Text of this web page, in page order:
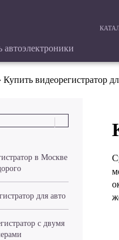
автоэлектроники
Купить видеорегистратор
в Москве
для авто
с двумя